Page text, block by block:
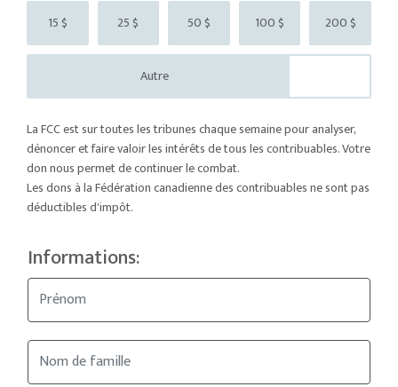
15 $ 25 $ 50 $ 100 $ 200 $
Autre
La FCC est sur toutes les tribunes chaque semaine pour analyser,
dénoncer et faire valoir les intérêts de tous les contribuables. Votre
don nous permet de continuer le combat.
Les dons à la Fédération canadienne des contribuables ne sont pas
déductibles d'impôt.
Informations: